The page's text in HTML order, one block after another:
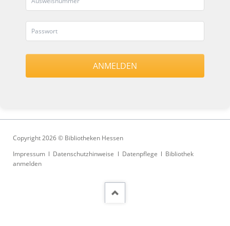
Copyright 2026 © Bibliotheken Hessen
Navigation
überspringen
Impressum Datenschutzhinweise Datenpflege
Bibliothek
anmelden